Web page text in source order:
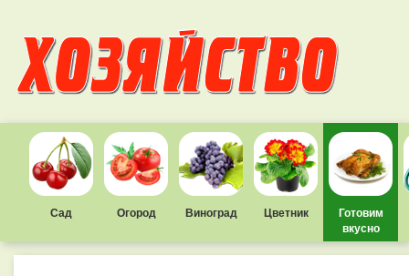
Сад Огород Виноград Цветник
Готовим
вкусно